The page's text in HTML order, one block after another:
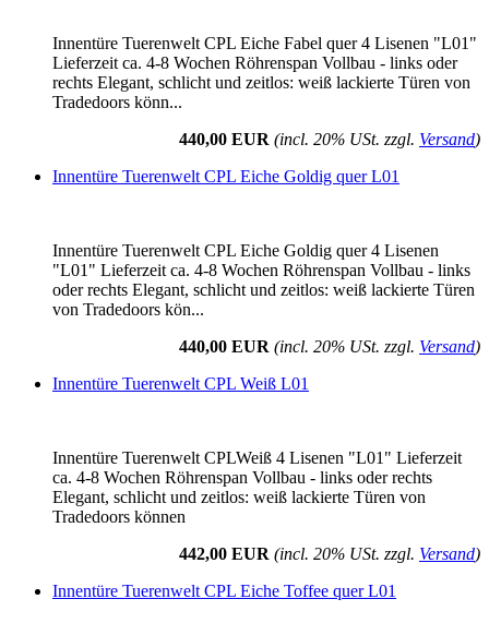
Innentüre Tuerenwelt CPL Eiche Fabel quer 4 Lisenen "L01"
Lieferzeit ca. 4-8 Wochen Röhrenspan Vollbau - links oder
rechts Elegant, schlicht und zeitlos: weiß lackierte Türen von
Tradedoors könn...
440,00 EUR (incl. 20% USt. zzgl. Versand)
Innentüre Tuerenwelt CPL Eiche Goldig quer L01
Innentüre Tuerenwelt CPL Eiche Goldig quer 4 Lisenen
"L01" Lieferzeit ca. 4-8 Wochen Röhrenspan Vollbau - links
oder rechts Elegant, schlicht und zeitlos: weiß lackierte Türen
von Tradedoors kön...
440,00 EUR (incl. 20% USt. zzgl. Versand)
Innentüre Tuerenwelt CPL Weiß L01
Innentüre Tuerenwelt CPLWeiß 4 Lisenen "L01" Lieferzeit
ca. 4-8 Wochen Röhrenspan Vollbau - links oder rechts
Elegant, schlicht und zeitlos: weiß lackierte Türen von
Tradedoors können
442,00 EUR (incl. 20% USt. zzgl. Versand)
Innentüre Tuerenwelt CPL Eiche Toffee quer L01